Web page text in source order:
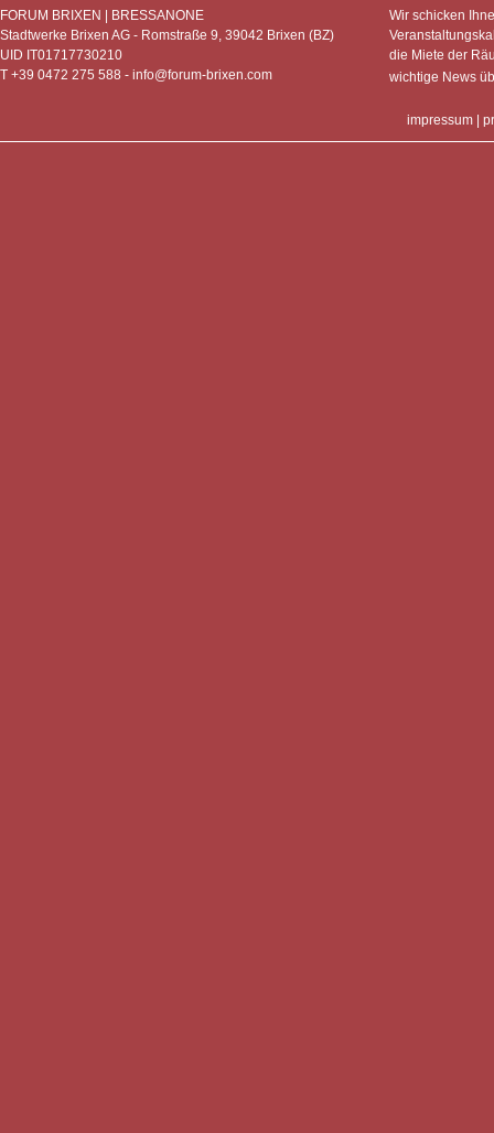
FORUM BRIXEN | BRESSANONE
Stadtwerke Brixen AG - Romstraße 9, 39042 Brixen (BZ)
UID IT01717730210
T +39 0472 275 588 - info@forum-brixen.com
Wir schicken
die Miete der
wichtige News
impressum